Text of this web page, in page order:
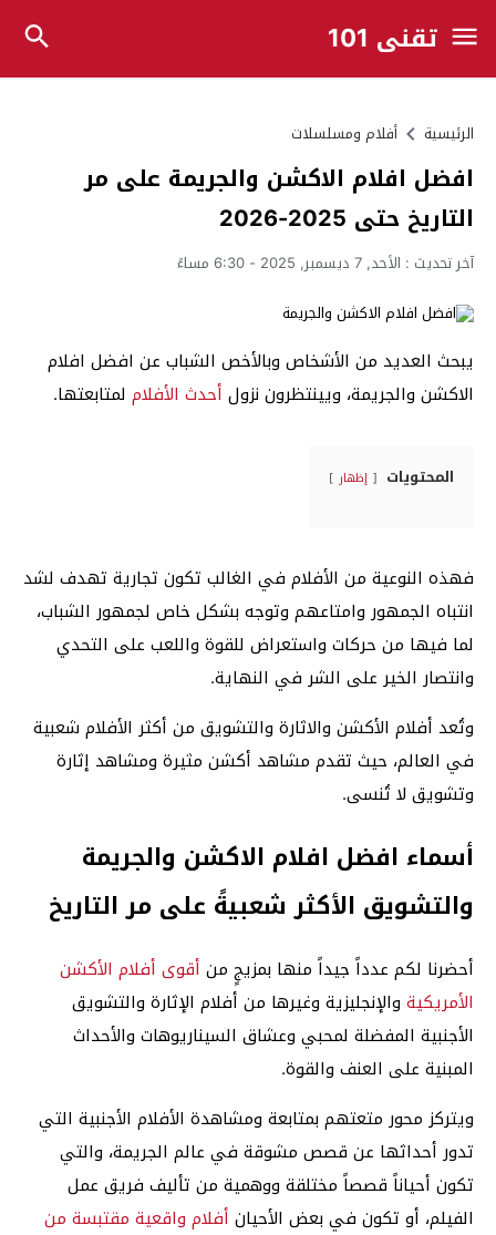
تقني 101
الرئيسية أفلام ومسلسلات
افضل افلام الاكشن والجريمة على مر
التاريخ حتى 2025-2026
آخر تحديث : الأحد, 7 ديسمبر, 2025 - 6:30 مساءً
يبحث العديد من الأشخاص وبالأخص الشباب عن افضل افلام
الاكشن والجريمة، ويينتظرون نزول أحدث الأفلام لمتابعتها.
المحتويات إظهار
فهذه النوعية من الأفلام في الغالب تكون تجارية تهدف لشد
انتباه الجمهور وامتاعهم وتوجه بشكل خاص لجمهور الشباب،
لما فيها من حركات واستعراض للقوة واللعب على التحدي
وانتصار الخير على الشر في النهاية.
وتُعد أفلام الأكشن والاثارة والتشويق من أكثر الأفلام شعبية
في العالم، حيث تقدم مشاهد أكشن مثيرة ومشاهد إثارة
وتشويق لا تُنسى.
أسماء افضل افلام الاكشن والجريمة
والتشويق الأكثر شعبيةً على مر التاريخ
أحضرنا لكم عدداً جيداً منها بمزيجٍ من أقوى أفلام الأكشن
الأمريكية والإنجليزية وغيرها من أفلام الإثارة والتشويق
الأجنبية المفضلة لمحبي وعشاق السيناريوهات والأحداث
المبنية على العنف والقوة.
ويتركز محور متعتهم بمتابعة ومشاهدة الأفلام الأجنبية التي
تدور أحداثها عن قصص مشوقة في عالم الجريمة، والتي
تكون أحياناً قصصاً مختلقة ووهمية من تأليف فريق عمل
الفيلم، أو تكون في بعض الأحيان أفلام واقعية مقتبسة من